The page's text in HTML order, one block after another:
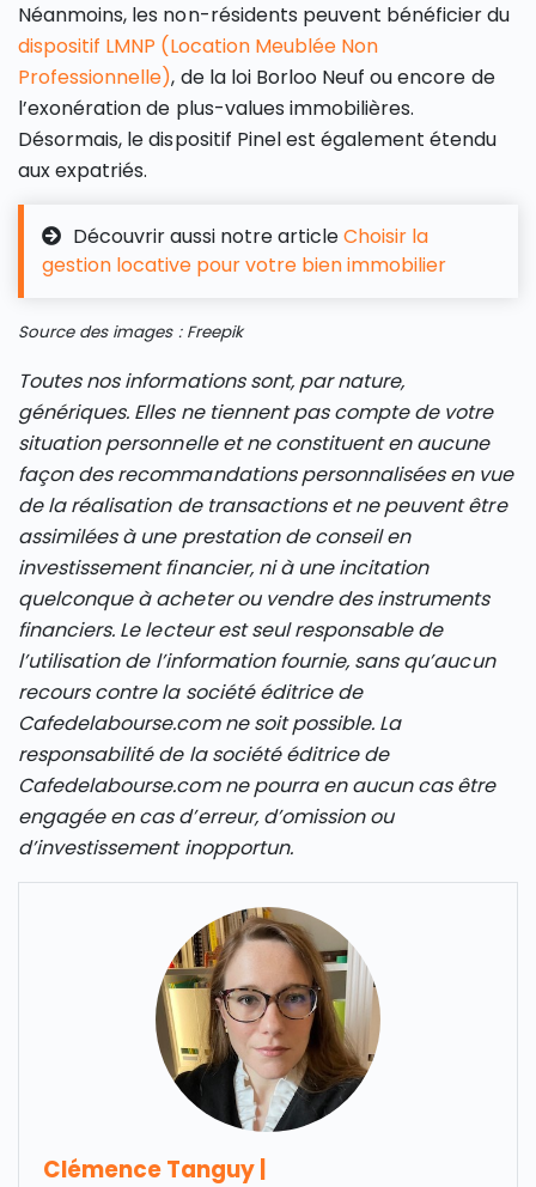
Néanmoins, les non-résidents peuvent bénéficier du
dispositif LMNP (Location Meublée Non
Professionnelle), de la loi Borloo Neuf ou encore de
l’exonération de plus-values immobilières.
Désormais, le dispositif Pinel est également étendu
aux expatriés.
Découvrir aussi notre articleChoisir la
gestion locative pour votre bien immobilier
Source des images : Freepik
Toutes nos informations sont, par nature,
génériques. Elles ne tiennent pas compte de votre
situation personnelle et ne constituent en aucune
façon des recommandations personnalisées en vue
de la réalisation de transactions et ne peuvent être
assimilées à une prestation de conseil en
investissement financier, ni à une incitation
quelconque à acheter ou vendre des instruments
financiers. Le lecteur est seul responsable de
l’utilisation de l’information fournie, sans qu’aucun
recours contre la société éditrice de
Cafedelabourse.com ne soit possible. La
responsabilité de la société éditrice de
Cafedelabourse.com ne pourra en aucun cas être
engagée en cas d’erreur, d’omission ou
d’investissement inopportun.
Clémence Tanguy